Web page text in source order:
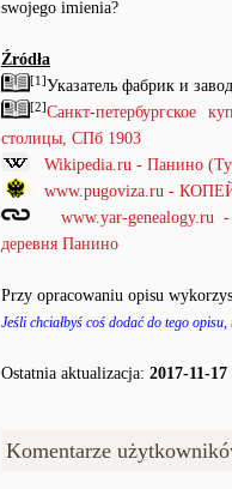
swojego imienia?
Źródła
[1]Указатель фабрик и
[2]Санкт-петербургское
столицы, СПб 1903
Wikipedia.ru - Панино
www.pugoviza.ru -
www.yar-genealogy.ru
деревня Панино
Przy opracowaniu opisu
Jeśli chciałbyś coś dodać do tego
Ostatnia aktualizacja: 2017-11-17
Komentarze